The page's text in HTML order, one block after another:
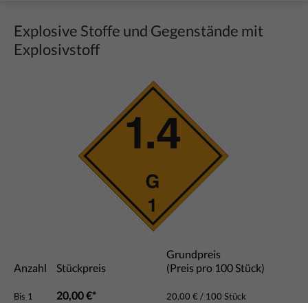
Explosive Stoffe und Gegenstände mit
Explosivstoff
Anzahl Stückpreis
Grundpreis
(Preis pro 100 Stück)
Bis 1 20,00 €* 20,00 € / 100 Stück